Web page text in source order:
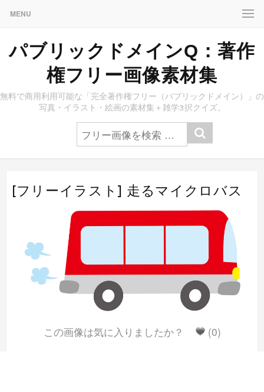
MENU
パブリックドメインQ：著作
権フリー画像素材集
無料で商用利用可能な「完全著作権フリー（パブリックドメイン）」の
写真・イラスト・絵画の素材集＋雑学3択クイズ。
[フリーイラスト] 走るマイクロバス
この画像は気に入りましたか？ (0)